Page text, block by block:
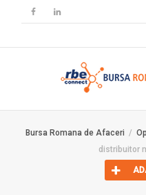
Bursa Romana de Afaceri
distribuitor